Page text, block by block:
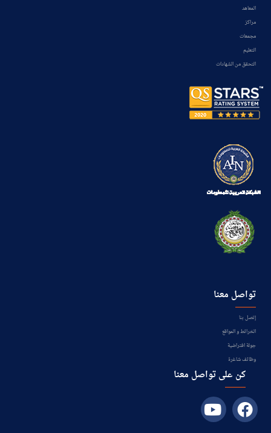
المعاهد
مراكز
مجمعات
التعليم
التحقق من الشهادات
تواصل معنا
إتصل بنا
الخرائط و المواقع
جولة افتراضية
وظائف شاغرة
كن على تواصل معنا